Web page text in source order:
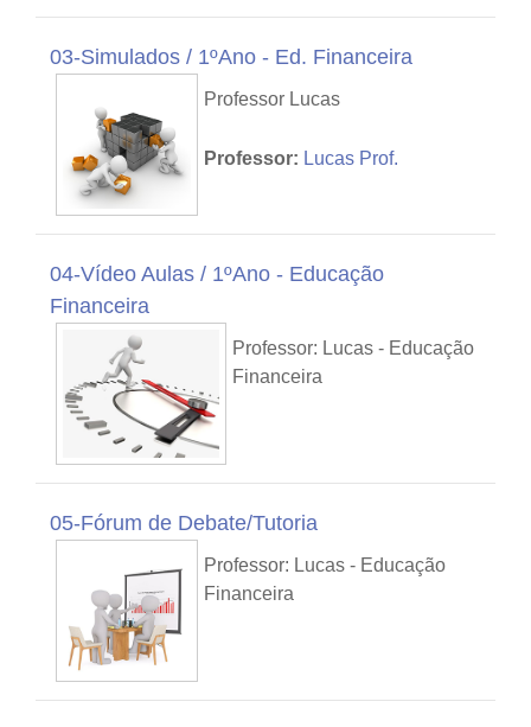
03-Simulados / 1ºAno - Ed. Financeira
Professor Lucas
Professor: Lucas Prof.
04-Vídeo Aulas / 1ºAno - Educação
Financeira
Professor: Lucas - Educação
Financeira
05-Fórum de Debate/Tutoria
Professor: Lucas - Educação
Financeira